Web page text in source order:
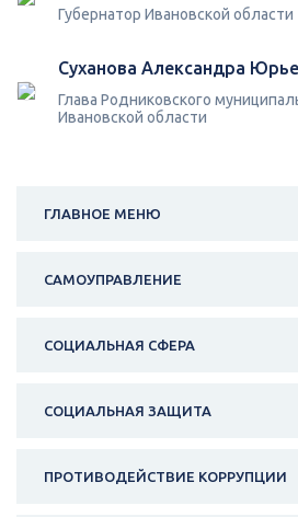
Губернатор Ивановской области
Суханова Александра
Глава Родниковского
Ивановской области
ГЛАВНОЕ МЕНЮ
САМОУПРАВЛЕНИЕ
СОЦИАЛЬНАЯ СФЕРА
СОЦИАЛЬНАЯ ЗАЩИТА
ПРОТИВОДЕЙСТВИЕ КОРРУПЦИИ